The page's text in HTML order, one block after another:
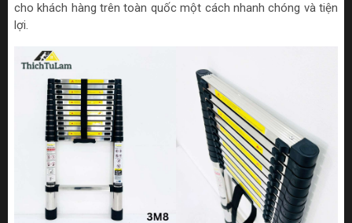
cho khách hàng trên toàn quốc một cách nhanh chóng và tiện
lợi.